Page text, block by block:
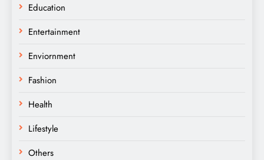
Education
Entertainment
Enviornment
Fashion
Health
Lifestyle
Others